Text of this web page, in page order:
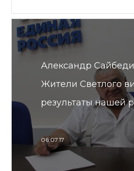
Александр
Жители Светлого
результаты нашей
06.07.17